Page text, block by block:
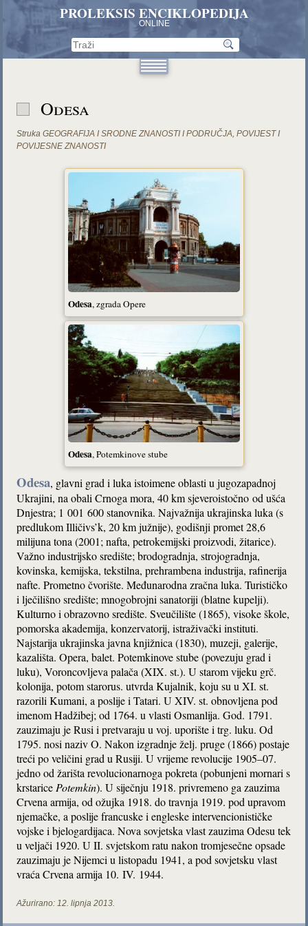
PROLEKSIS ENCIKLOPEDIJA
ONLINE
Odesa
Struka GEOGRAFIJA I SRODNE ZNANOSTI I PODRUČJA,POVIJEST I
POVIJESNE ZNANOSTI
Odesa, zgrada Opere
Odesa, Potemkinove stube
Odesa, glavni grad i luka istoimene oblasti u jugozapadnoj
Ukrajini, na obali Crnoga mora, 40 km sjeveroistočno od ušća
Dnjestra; 1 001 600 stanovnika. Najvažnija ukrajinska luka (s
predlukom Illičivs’k, 20 km južnije), godišnji promet 28,6
milijuna tona (2001; nafta, petrokemijski proizvodi, žitarice).
Važno industrijsko središte; brodogradnja, strojogradnja,
kovinska, kemijska, tekstilna, prehrambena industrija, rafinerija
nafte. Prometno čvorište. Međunarodna zračna luka. Turističko
i lječilišno središte; mnogobrojni sanatoriji (blatne kupelji).
Kulturno i obrazovno središte. Sveučilište (1865), visoke škole,
pomorska akademija, konzervatorij, istraživački instituti.
Najstarija ukrajinska javna knjižnica (1830), muzeji, galerije,
kazališta. Opera, balet. Potemkinove stube (povezuju grad i
luku), Voroncovljeva palača (XIX. st.). U starom vijeku grč.
kolonija, potom starorus. utvrda Kujalnik, koju su u XI. st.
razorili Kumani, a poslije i Tatari. U XIV. st. obnovljena pod
imenom Hadžibej; od 1764. u vlasti Osmanlija. God. 1791.
zauzimaju je Rusi i pretvaraju u voj. uporište i trg. luku. Od
1795. nosi naziv O. Nakon izgradnje želj. pruge (1866) postaje
treći po veličini grad u Rusiji. U vrijeme revolucije 1905–07.
jedno od žarišta revolucionarnoga pokreta (pobunjeni mornari s
krstaricePotemkin). U siječnju 1918. privremeno ga zauzima
Crvena armija, od ožujka 1918. do travnja 1919. pod upravom
njemačke, a poslije francuske i engleske intervencionističke
vojske i bjelogardijaca. Nova sovjetska vlast zauzima Odesu tek
u veljači 1920. U II. svjetskom ratu nakon tromjesečne opsade
zauzimaju je Nijemci u listopadu 1941, a pod sovjetsku vlast
vraća Crvena armija 10. IV. 1944.
Ažurirano: 12. lipnja 2013.